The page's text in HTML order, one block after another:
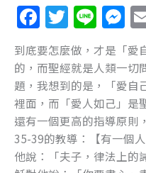
F
a
c
e
b
o
o
T
w
itt
er
Li
n
e
M
e
ss
e
n
g
er
到底要怎麼做，才是「愛
的，而聖經就是人類一切
題，我想到的是，「愛自
裡面，而「愛人如己」是
還有一個更高的指導原則
35-39的教導：【有一個
他說：「夫子，律法上的